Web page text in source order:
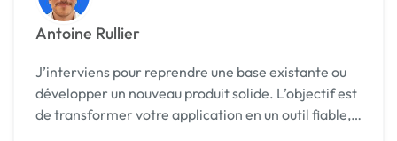
Antoine Rullier
J’interviens pour reprendre une base existante ou
développer un nouveau produit solide. L’objectif est
de transformer votre application en un outil fiable,